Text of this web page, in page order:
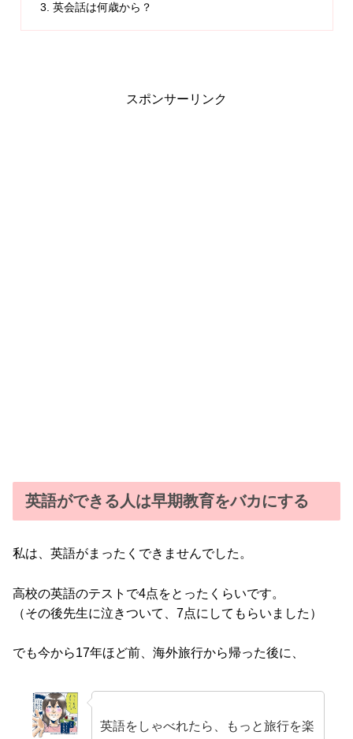
英会話は何歳から？
スポンサーリンク
英語ができる人は早期教育をバカにする
私は、英語がまったくできませんでした。
高校の英語のテストで4点をとったくらいです。
（その後先生に泣きついて、7点にしてもらいました）
でも今から17年ほど前、海外旅行から帰った後に、
英語をしゃべれたら、もっと旅行を楽